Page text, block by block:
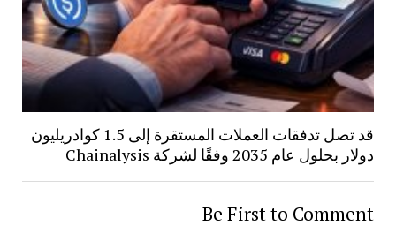
قد تصل تدفقات العملات المستقرة إلى 1.5 كوادريليون
دولار بحلول عام 2035 وفقًا لشركة Chainalysis
Be First to Comment